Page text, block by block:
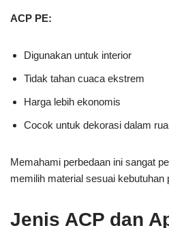
ACP PE:
Digunakan untuk interior
Tidak tahan cuaca ekstrem
Harga lebih ekonomis
Cocok untuk dekorasi dalam
Memahami perbedaan ini sangat
memilih material sesuai kebutuhan
Jenis ACP dan